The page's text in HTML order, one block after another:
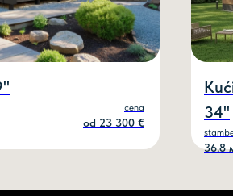
34"
36.8
cena
оd 23 300 €